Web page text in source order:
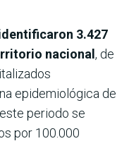
3.427
nacional, de
epidemiológica de
periodo se
por 100.000